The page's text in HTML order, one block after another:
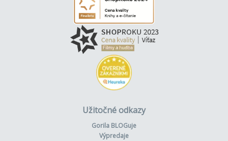
Užitočné odkazy
Gorila BLOGuje
Výpredaje